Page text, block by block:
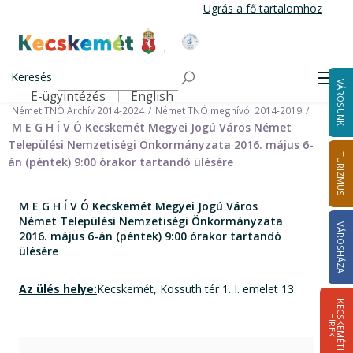
tartalomra
Ugrás a fő tartalomhoz
Kecskemét Város Honlapja
Keresés
Felső navigáció
E-ügyintézés English VÁROSUNK
TURIZMUS
VÁROSHÁZA
K
E
C
S
K
E
M
É
T
I
HÍ
R
E
K
Önkormányzat
Nemzetiségi Önkormányzatok
Német Települési Nemzetiségi Önkormányzat
Német TNÖ Archív 2014-2024
Német TNÖ meghívói 2014-2019
M E G H Í V Ó Kecskemét Megyei Jogú Város Német
Települési Nemzetiségi Önkormányzata 2016. május 6-
án (péntek) 9:00 órakor tartandó ülésére
M E G H Í V Ó Kecskemét Megyei Jogú Város
Német Települési Nemzetiségi Önkormányzata
2016. május 6-án (péntek) 9:00 órakor tartandó
ülésére
Az ülés helye:Kecskemét, Kossuth tér 1. I. emelet 13.